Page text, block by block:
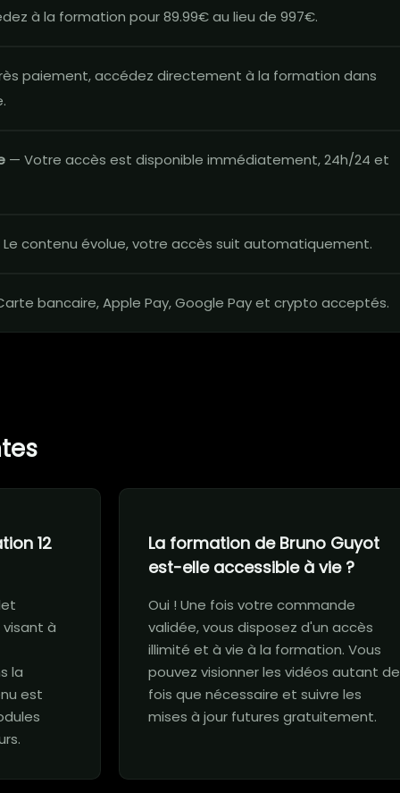
à la formation pour 89.99€ au lieu de 997€.
paiement, accédez directement à la formation dans
— Votre accès est disponible immédiatement, 24h/24 et
contenu évolue, votre accès suit automatiquement.
bancaire, Apple Pay, Google Pay et crypto acceptés.
12
à
la
est
La formation de Bruno Guyot
est-elle accessible à vie ?
Oui ! Une fois votre commande
validée, vous disposez d'un accès
illimité et à vie à la formation. Vous
pouvez visionner les vidéos autant de
fois que nécessaire et suivre les
mises à jour futures gratuitement.